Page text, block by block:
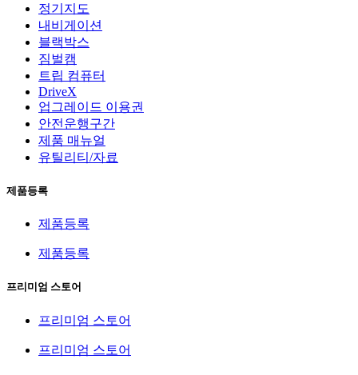
정기지도
내비게이션
블랙박스
짐벌캠
트립 컴퓨터
DriveX
업그레이드 이용권
안전운행구간
제품 매뉴얼
유틸리티/자료
제품등록
제품등록
제품등록
프리미엄 스토어
프리미엄 스토어
프리미엄 스토어